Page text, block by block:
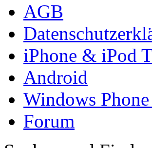
AGB
iPhone & iPod
Android
Windows
Forum